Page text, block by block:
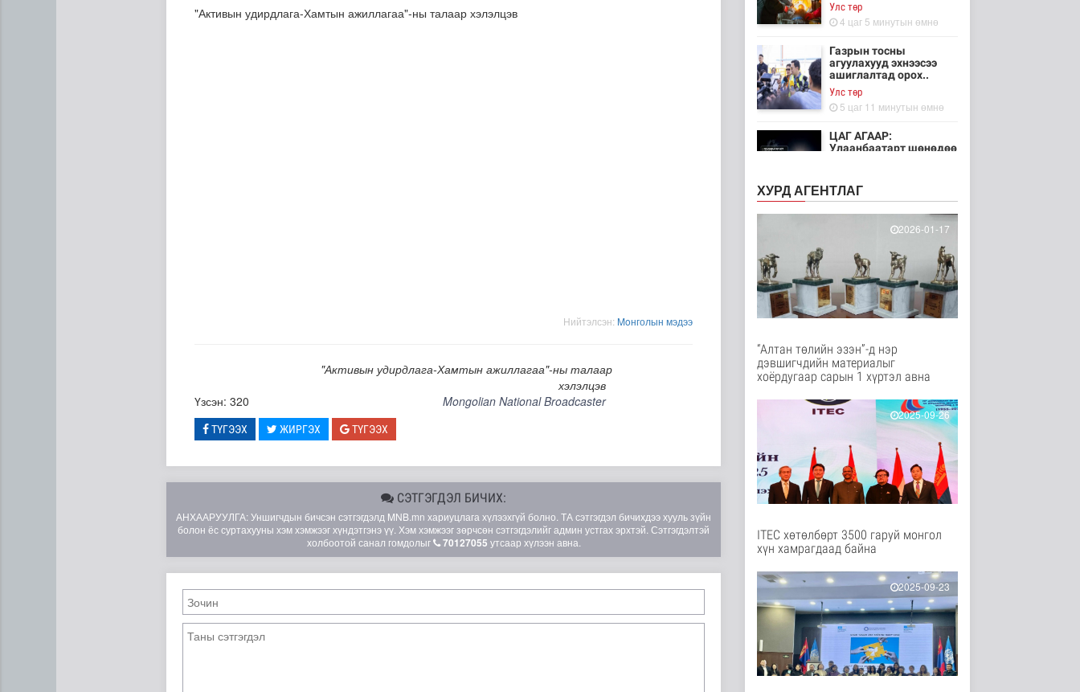
ЦАГ АГААР: Улаанбаатарт шөнөдөө 21 хэм дулаан
"Активын удирдлага-Хамтын ажиллагаа"-ны талаар хэлэлцэв
Нийтэлсэн: Moнголын мэдээ
"Активын удирдлага-Хамтын ажиллагаа"-ны талаар
хэлэлцэв
Үзсэн: 320
Mongolian National Broadcaster
ТҮГЭЭХ ЖИРГЭХ ТҮГЭЭХ
СЭТГЭГДЭЛ БИЧИХ:
АНХААРУУЛГА: Уншигчдын бичсэн сэтгэгдэлд MNB.mn хариуцлага хүлээхгүй болно. ТА сэтгэгдэл бичихдээ хууль зүйн
болон ёс суртахууны хэм хэмжээг хүндэтгэнэ үү. Хэм хэмжээг зөрчсөн сэтгэгдэлийг админ устгах эрхтэй. Сэтгэгдэлтэй
холбоотой санал гомдолыг
70127055 утсаар хүлээн авна.
Улс төр
4 цаг 5 минутын өмнө
Газрын тосны
агуулахууд эхнээсээ
ашиглалтад орох..
Улс төр
5 цаг 11 минутын өмнө
ЦАГ АГААР:
Улаанбаатарт шөнөдөө
6 цаг 6 минутын өмнө
аюулгүй орчинд
Нийгэм
7 цаг 55 минутын өмнө
“COP Time”-ийн
өргөтгөсөн хуралдаан
Байгаль орчин
8 цаг 2 минутын өмнө
метр урт гүүр барьж
байна
8 цаг 17 минутын өмнө
Төслийн эхний 87 км-
ээс цааш үргэлжлэх
хэсгүүдэд..
8 цаг 28 минутын өмнө
аас сар бүр 12-15
мянган тонн..
Улс төр
9 цаг 34 минутын өмнө
Газар чөлөөлөлт, нөхөн
олговрын асуудлыг
хуулийн..
ХУРД АГЕНТЛАГ
2026-01-17
“Алтан төлийн эзэн”-д нэр
дэвшигчдийн материалыг
хоёрдугаар сарын 1 хүртэл авна
2025-09-26
ITEC хөтөлбөрт 3500 гаруй монгол
хүн хамрагдаад байна
2025-09-23